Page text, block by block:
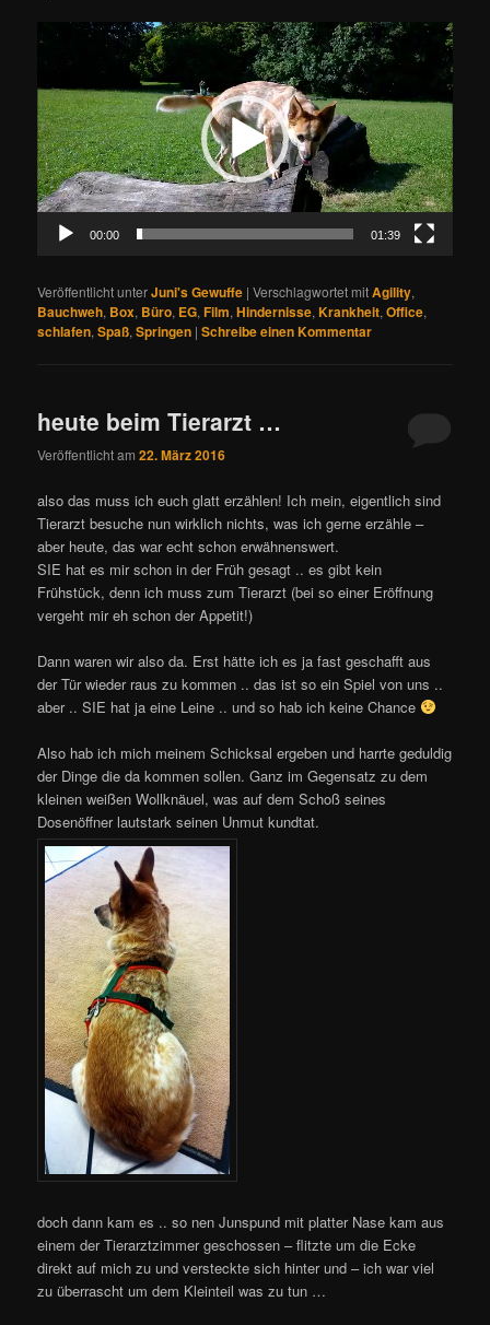
Video-
00:00 01:39
Veröffentlicht unterJuni's Gewuffe |Verschlagwortet mitAgility,
Bauchweh, Box, Büro, EG,Film,Hindernisse,Krankheit,Office,
schlafen,Spaß,Springen |Schreibe einen Kommentar
heute beim Tierarzt …
Veröffentlicht am22. März 2016
also das muss ich euch glatt erzählen! Ich mein, eigentlich sind
Tierarzt besuche nun wirklich nichts, was ich gerne erzähle –
aber heute, das war echt schon erwähnenswert.
SIE hat es mir schon in der Früh gesagt .. es gibt kein
Frühstück, denn ich muss zum Tierarzt (bei so einer Eröffnung
vergeht mir eh schon der Appetit!)
Dann waren wir also da. Erst hätte ich es ja fast geschafft aus
der Tür wieder raus zu kommen .. das ist so ein Spiel von uns ..
aber .. SIE hat ja eine Leine .. und so hab ich keine Chance
Also hab ich mich meinem Schicksal ergeben und harrte geduldig
der Dinge die da kommen sollen. Ganz im Gegensatz zu dem
kleinen weißen Wollknäuel, was auf dem Schoß seines
Dosenöffner lautstark seinen Unmut kundtat.
doch dann kam es .. so nen Junspund mit platter Nase kam aus
einem der Tierarztzimmer geschossen – flitzte um die Ecke
direkt auf mich zu und versteckte sich hinter und – ich war viel
zu überrascht um dem Kleinteil was zu tun …